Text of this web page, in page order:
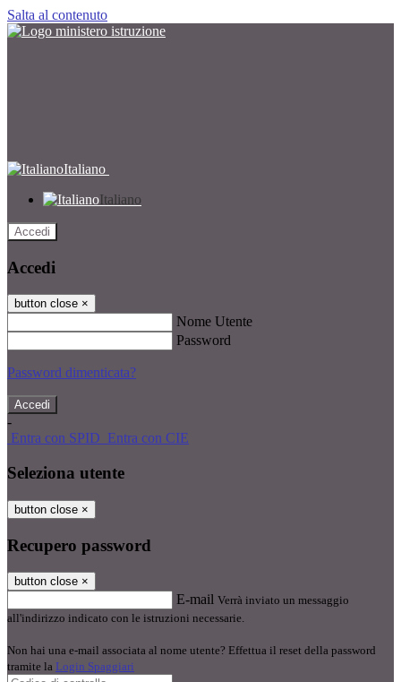
Salta al contenuto
Italiano
Italiano
Accedi
Accedi
button close ×
Nome Utente
Password
Password dimenticata?
-
Entra con SPID Entra con CIE
Seleziona utente
button close ×
Recupero password
button close ×
E-mail Verrà inviato un messaggio
all'indirizzo indicato con le istruzioni necessarie.
Non hai una e-mail associata al nome utente? Effettua il reset della password
tramite la Login Spaggiari